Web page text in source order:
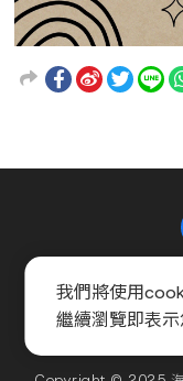
關於 Music Shop
我們將使用
繼續瀏覽即表